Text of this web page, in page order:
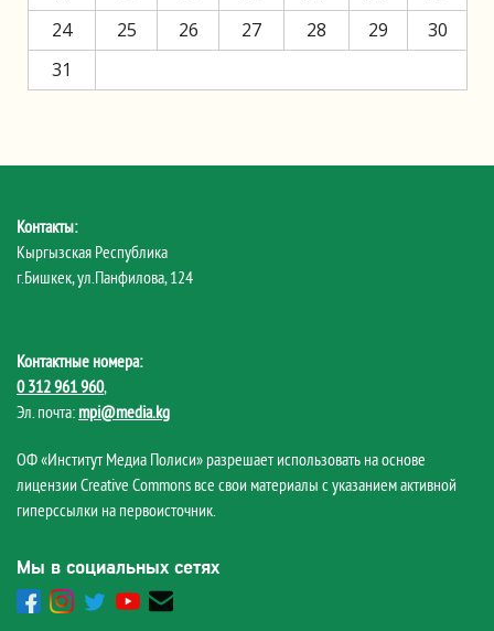
24
25 26 27 28 29
30
31
Контакты:
Кыргызская Республика
г.Бишкек, ул.Панфилова, 124
Контактные номера:
0 312 961 960,
Эл. почта: mpi@media.kg
ОФ «Институт Медиа Полиси» разрешает использовать на основе
лицензии Creative Commons все свои материалы с указанием активной
гиперссылки на первоисточник.
Мы в социальных сетях